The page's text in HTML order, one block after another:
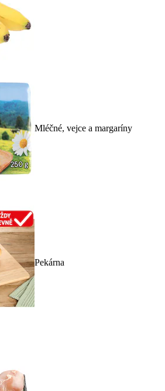
Mléčné, vejce a margaríny
Pekárna